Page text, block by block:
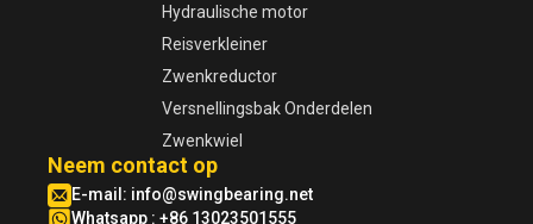
Hydraulische motor
Reisverkleiner
Zwenkreductor
Versnellingsbak Onderdelen
Zwenkwiel
Neem contact op
E-mail: info@swingbearing.net
Whatsapp : +86 13023501555